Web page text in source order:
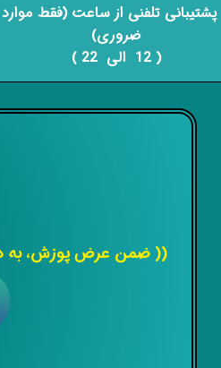
(( ضمن عرض پوزش، به
​​​​​​​ پشتیبانی تلفنی از ساعت (فقط موارد
ضروری)
( 12 الی 22 ) ​​​​​​​